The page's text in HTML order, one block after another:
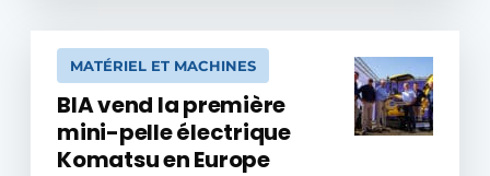
MATÉRIEL ET MACHINES
BIA vend la première
mini-pelle électrique
Komatsu en Europe